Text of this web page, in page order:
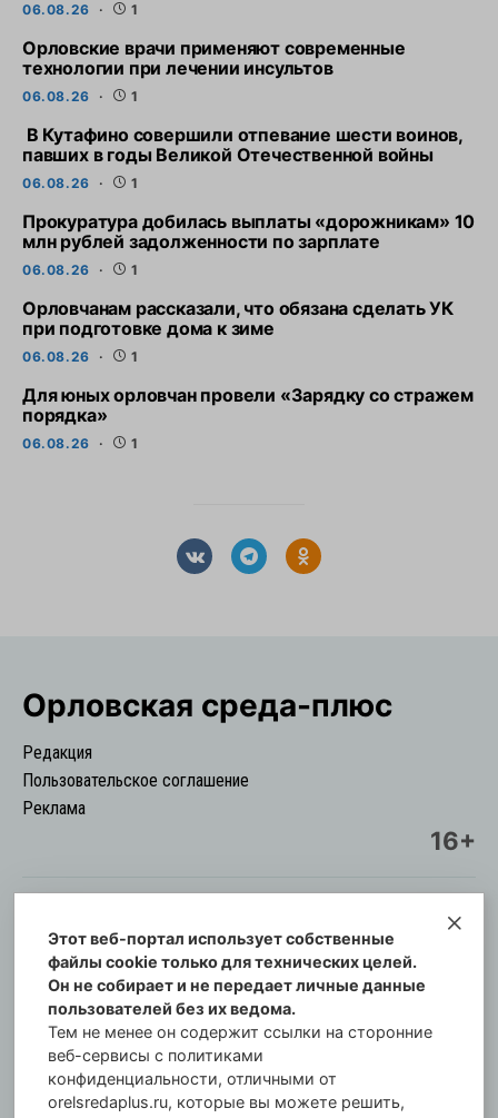
06.08.26 1
Орловские врачи применяют современные
технологии при лечении инсультов
06.08.26 1
В Кутафино совершили отпевание шести воинов,
павших в годы Великой Отечественной войны
06.08.26 1
Прокуратура добилась выплаты «дорожникам» 10
млн рублей задолженности по зарплате
06.08.26 1
Орловчанам рассказали, что обязана сделать УК
при подготовке дома к зиме
06.08.26 1
Для юных орловчан провели «Зарядку со стражем
порядка»
06.08.26 1
Орловская cреда-плюс
Редакция
Пользовательское соглашение
Реклама
16+
© Информационный городской портал
Орловская cреда-плюс, 2021-2026
Свидетельство о регистрации СМИ: ПИ №57-
00254 от 29 октября 2013 г.
Газета зарегистрирована Управлением
Федеральной службы по надзору в сфере связи,
информационных технологий и массовых
Этот веб-портал использует собственные
файлы cookie только для технических целей.
Он не собирает и не передает личные данные
пользователей без их ведома.
Тем не менее он содержит ссылки на сторонние
веб-сервисы с политиками
конфиденциальности, отличными от
orelsredaplus.ru, которые вы можете решить,